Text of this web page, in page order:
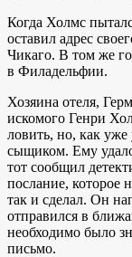
Когда Холмс
оставил адрес
Чикаго. В том же
в Филадельфии.
Хозяина отеля,
искомого Генри
ловить, но, как
сыщиком. Ему
тот сообщил
послание, которое
так и сделал. Он
отправился в
необходимо было
письмо.